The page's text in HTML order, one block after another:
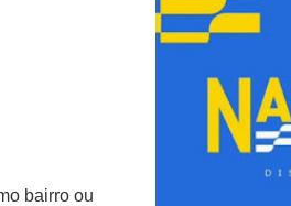
bairro ou